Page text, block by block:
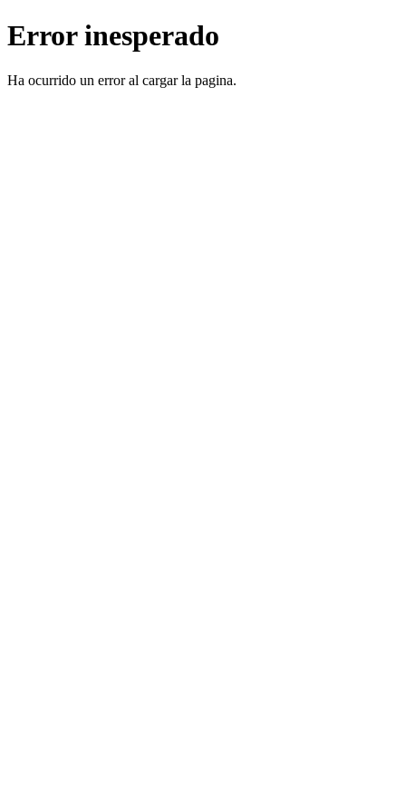
Error inesperado
Ha ocurrido un error al cargar la pagina.